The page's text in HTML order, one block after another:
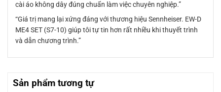
cài áo không dây đúng chuẩn làm việc chuyên nghiệp.”
“Giá trị mang lại xứng đáng với thương hiệu Sennheiser. EW-D
ME4 SET (S7-10) giúp tôi tự tin hơn rất nhiều khi thuyết trình
và dẫn chương trình.”
Sản phẩm tương tự